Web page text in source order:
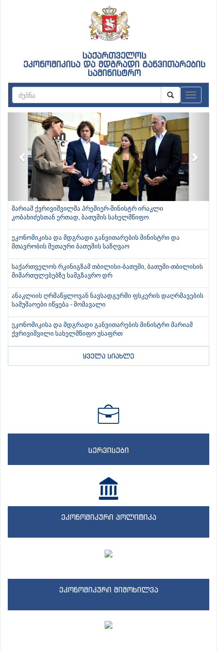
საქართველოს
ეკონომიკისა და მდგრადი განვითარების
სამინისტრო
Previous
მარიამ ქვრივიშვილმა პრემიერ-მინისტრ ირაკლი
კობახიძესთან ერთად, ბათუმის სახელმწიფო
ეკონომიკისა და მდგრადი განვითარების მინისტრი და
მთავრობის მეთაური ბათუმის საზღვაო
საქართველოს რკინიგზამ თბილისი-ბათუმი, ბათუმი-თბილისის
მიმართულებებზე სამგზავრო დრ
ანაკლიის ღრმაწყლოვან ნავსადგურში ფსკერის დაღრმავების
სამუშაოები იწყება - მომავალი
ეკონომიკისა და მდგრადი განვითარების მინისტრი მარიამ
ქვრივიშვილი სახელმწიფო უსაფრთ
ყველა სიახლე
სერვისები
ეკონომიკური პოლიტიკა
ეკონომიკური მიმოხილვა